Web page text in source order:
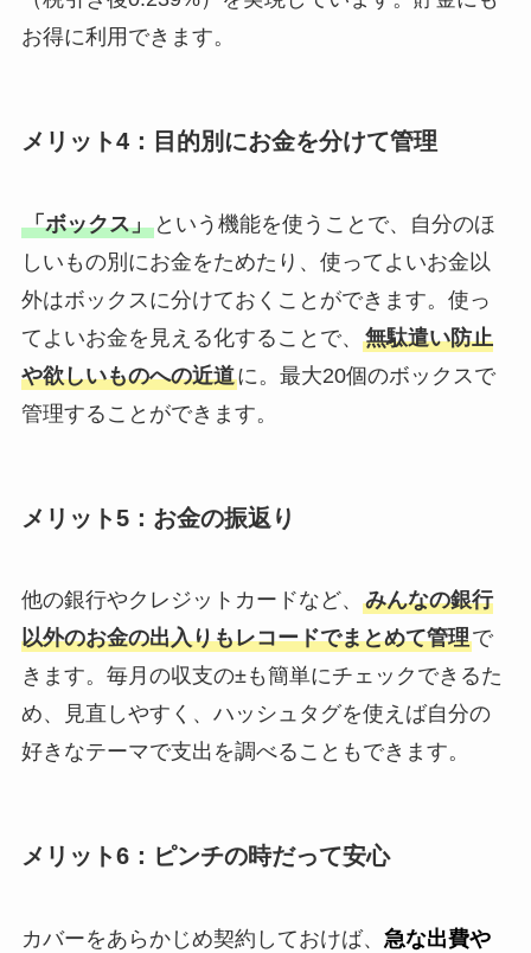
お得に利用できます。
メリット4：目的別にお金を分けて管理
「ボックス」という機能を使うことで、自分のほ
しいもの別にお金をためたり、使ってよいお金以
外はボックスに分けておくことができます。使っ
てよいお金を見える化することで、 無駄遣い防止
や欲しいものへの近道に。最大20個のボックスで
管理することができます。
メリット5：お金の振返り
他の銀行やクレジットカードなど、 みんなの銀行
以外のお金の出入りもレコードでまとめて管理で
きます。毎月の収支の±も簡単にチェックできるた
め、見直しやすく、ハッシュタグを使えば自分の
好きなテーマで支出を調べることもできます。
メリット6：ピンチの時だって安心
カバーをあらかじめ契約しておけば、 急な出費や